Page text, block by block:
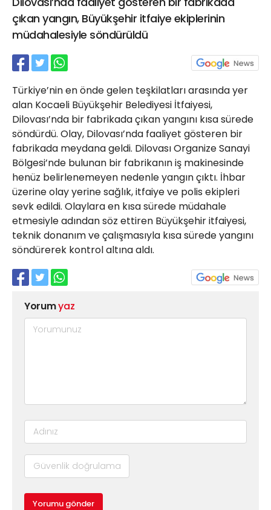
çıkan yangın, Büyükşehir itfaiye ekiplerinin
müdahalesiyle söndürüldü
Türkiye’nin en önde gelen teşkilatları arasında yer
alan Kocaeli Büyükşehir Belediyesi İtfaiyesi,
Dilovası’nda bir fabrikada çıkan yangını kısa sürede
söndürdü. Olay, Dilovası’nda faaliyet gösteren bir
fabrikada meydana geldi. Dilovası Organize Sanayi
Bölgesi’nde bulunan bir fabrikanın iş makinesinde
henüz belirlenemeyen nedenle yangın çıktı. İhbar
üzerine olay yerine sağlık, itfaiye ve polis ekipleri
sevk edildi. Olaylara en kısa sürede müdahale
etmesiyle adından söz ettiren Büyükşehir itfaiyesi,
teknik donanım ve çalışmasıyla kısa sürede yangını
söndürerek kontrol altına aldı.
Yorumyaz
Yorumu gönder
21 Gölcük
02624132333